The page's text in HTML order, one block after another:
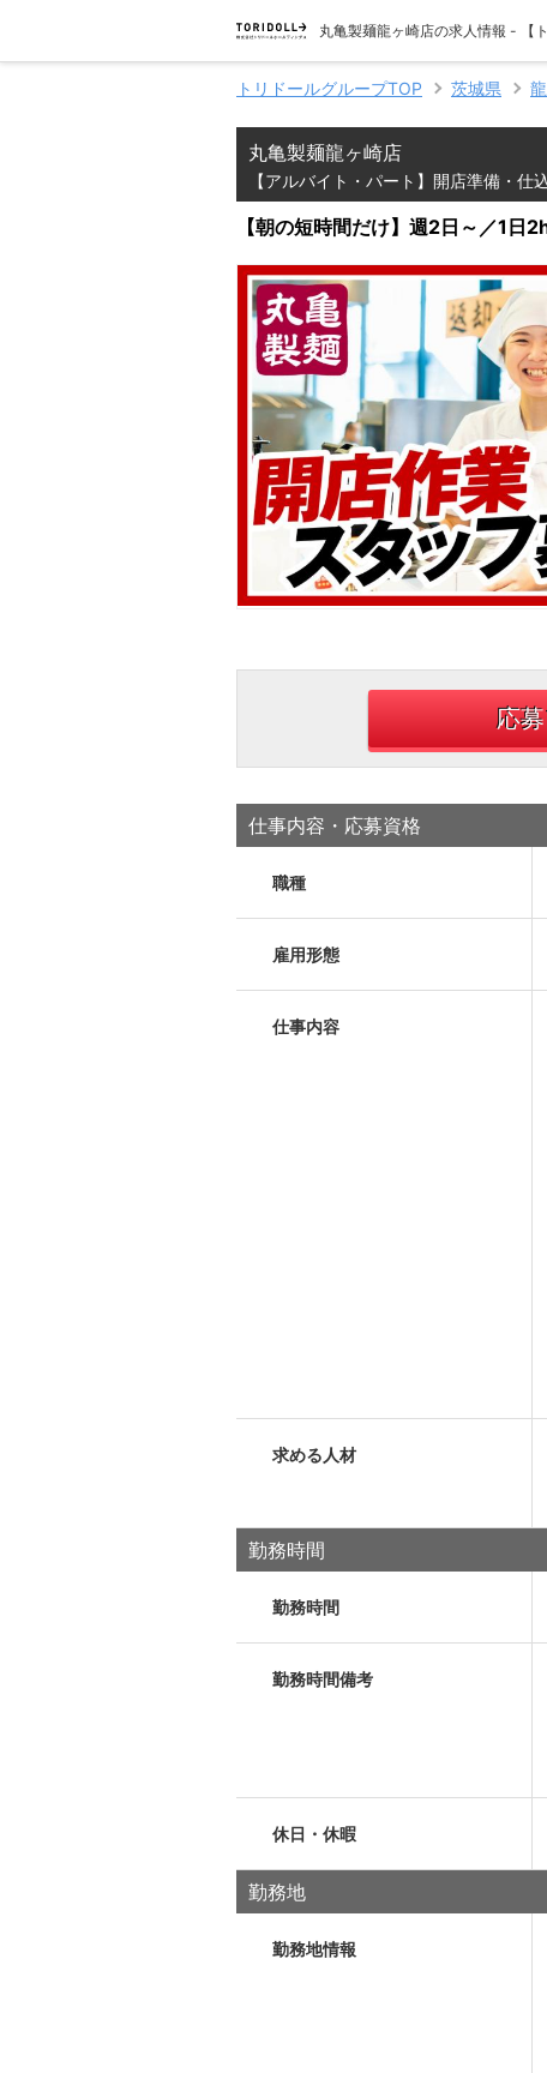
丸亀製麺龍ヶ崎店の求人情報 - 【
トリドールグループTOP 茨城県
丸亀製麺龍ヶ崎店
【アルバイト・パート】開店準備・仕
【朝の短時間だけ】週2日～／1
応
仕事内容・応募資格
職種
雇用形態
仕事内容
求める人材
勤務時間
勤務時間
勤務時間備考
休日・休暇
勤務地
勤務地情報